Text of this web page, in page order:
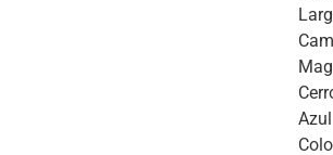
Azul